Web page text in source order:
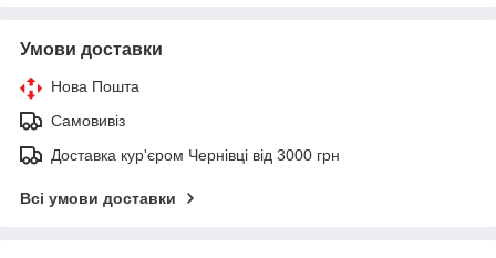
Умови доставки
Нова Пошта
Самовивіз
Доставка кур'єром Чернівці від 3000 грн
Всі умови доставки